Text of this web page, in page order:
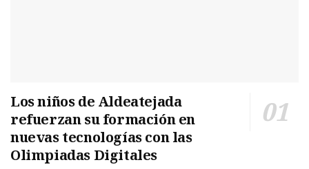
Los niños de Aldeatejada
refuerzan su formación en
nuevas tecnologías con las
Olimpiadas Digitales